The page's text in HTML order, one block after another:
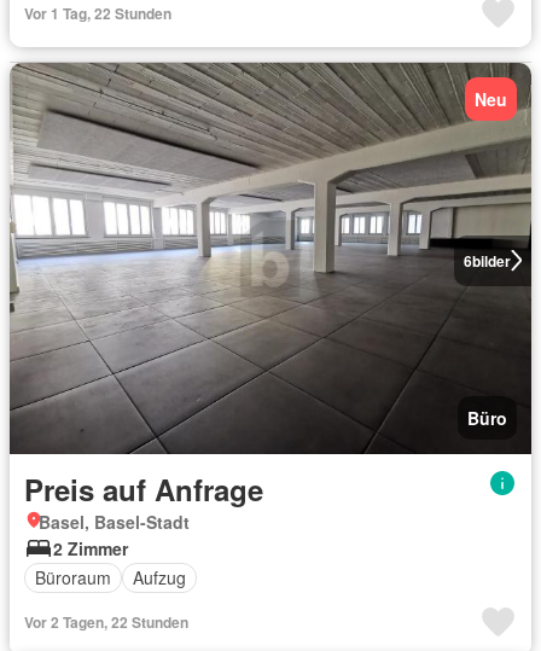
Vor 1 Tag, 22 Stunden
6bilder
Neu
Büro
Preis auf Anfrage
Basel, Basel-Stadt
2 Zimmer
Büroraum
Aufzug
Vor 2 Tagen, 22 Stunden